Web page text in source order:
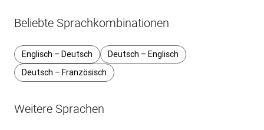
Beliebte Sprachkombinationen
Englisch – Deutsch
Deutsch – Englisch
Deutsch – Französisch
Weitere Sprachen